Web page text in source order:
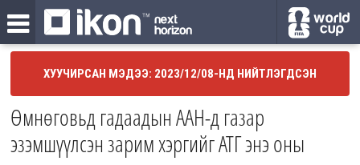
ХУУЧИРСАН МЭДЭЭ: 2023/12/08-НД НИЙТЛЭГДСЭН
Өмнөговьд гадаадын ААН-д газар
эзэмшүүлсэн зарим хэргийг АТГ энэ оны